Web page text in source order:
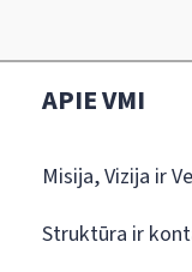
APIE VMI
Misija, Vizija ir
Struktūra ir